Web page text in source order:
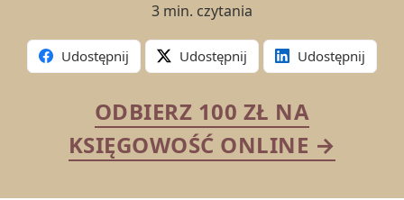
3 min. czytania
Udostępnij Udostępnij Udostępnij
ODBIERZ 100 ZŁ NA
KSIĘGOWOŚĆ ONLINE →